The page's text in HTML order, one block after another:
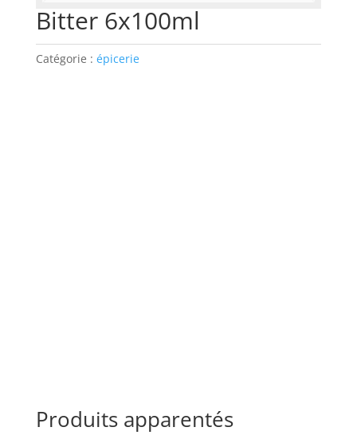
Bitter 6x100ml
Catégorie : épicerie
Produits apparentés